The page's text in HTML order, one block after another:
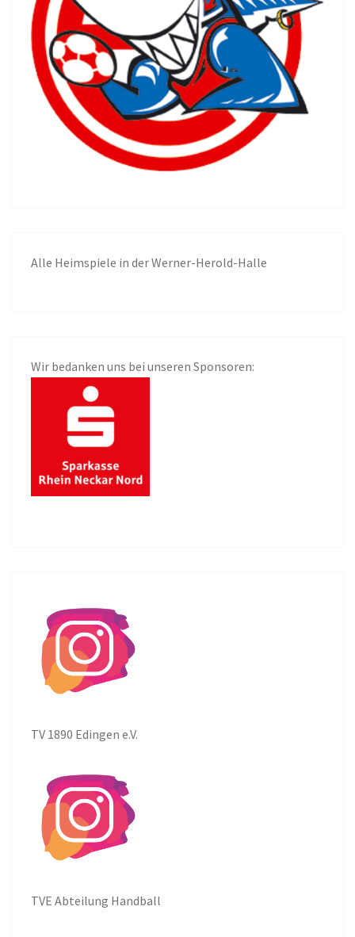
Alle Heimspiele in der Werner-Herold-Halle
Wir bedanken uns bei unseren Sponsoren:
TV 1890 Edingen e.V.
TVE Abteilung Handball